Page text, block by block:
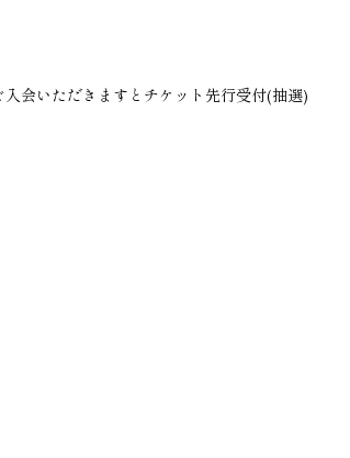
入会いただきますとチケット先行受付(抽選)